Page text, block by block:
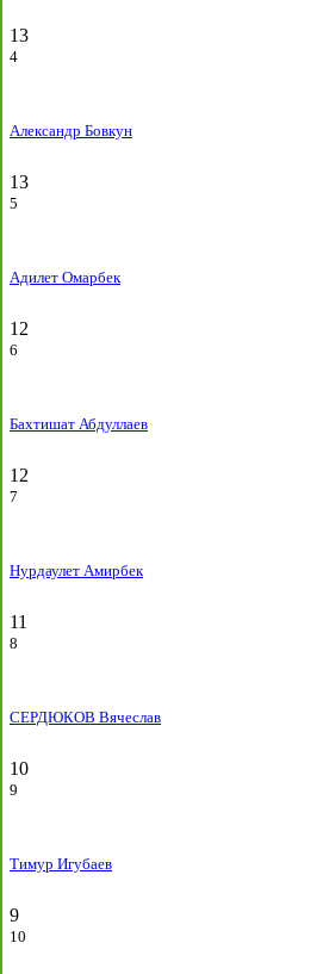
13
4
Александр Бовкун
13
5
Адилет Омарбек
12
6
Бахтишат Абдуллаев
12
7
Нурдаулет Амирбек
11
8
СЕРДЮКОВ Вячеслав
10
9
Тимур Игубаев
9
10